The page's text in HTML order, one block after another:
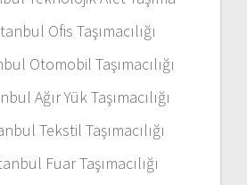
Ofis Taşımacılığı
Otomobil Taşımacılığı
Ağır Yük Taşımacılığı
Tekstil Taşımacılığı
Fuar Taşımacılığı